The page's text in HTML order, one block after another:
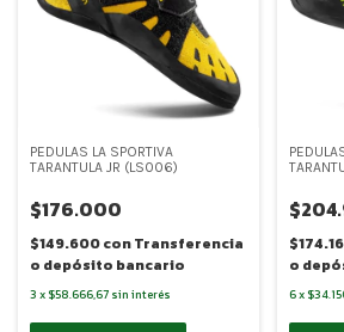
PEDULAS LA SPORTIVA
TARANTULA JR (LS006)
$176.000
$149.600conTransferencia
o depósito bancario
3 x $58.666,67 sin interés
o
6x